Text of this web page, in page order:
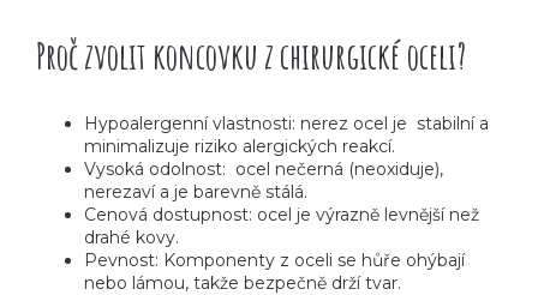
Proč zvolit koncovku z chirurgické oceli?
Hypoalergenní vlastnosti: nerez ocel je stabilní a
minimalizuje riziko alergických reakcí.
Vysoká odolnost: ocel nečerná (neoxiduje),
nerezaví a je barevně stálá.
Cenová dostupnost: ocel je výrazně levnější než
drahé kovy.
Pevnost: Komponenty z oceli se hůře ohýbají
nebo lámou, takže bezpečně drží tvar.